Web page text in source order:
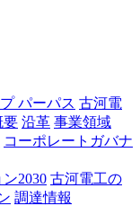
パーパス 古河電
要 沿革 事業領域
コーポレートガバナ
2030 古河電工の
調達情報